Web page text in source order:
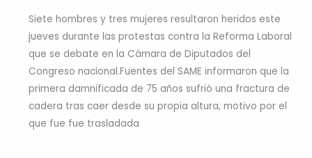
Siete hombres y tres mujeres resultaron heridos este
jueves durante las protestas contra la Reforma Laboral
que se debate en la Cámara de Diputados del
Congreso nacional.Fuentes del SAME informaron que la
primera damnificada de 75 años sufrió una fractura de
cadera tras caer desde su propia altura, motivo por el
que fue fue trasladada